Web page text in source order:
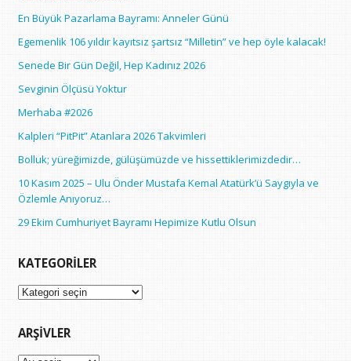
En Büyük Pazarlama Bayramı: Anneler Günü
Egemenlik 106 yıldır kayıtsız şartsız “Milletin” ve hep öyle kalacak!
Senede Bir Gün Değil, Hep Kadınız 2026
Sevginin Ölçüsü Yoktur
Merhaba #2026
Kalpleri “PitPit” Atanlara 2026 Takvimleri
Bolluk; yüreğimizde, gülüşümüzde ve hissettiklerimizdedir…
10 Kasım 2025 – Ulu Önder Mustafa Kemal Atatürk’ü Saygıyla ve
Özlemle Anıyoruz…
29 Ekim Cumhuriyet Bayramı Hepimize Kutlu Olsun
KATEGORILER
Kategoriler
ARŞIVLER